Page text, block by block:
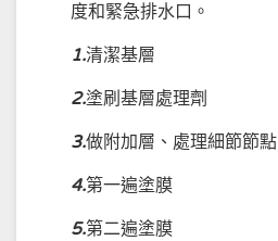
度和緊急排水口。
1.清潔基層
2.塗刷基層處理劑
3.做附加層、處理細節節點
4.第一遍塗膜
5.第二遍塗膜